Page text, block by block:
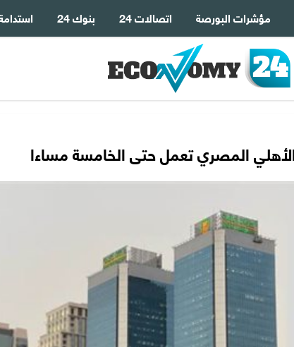
مؤشرات البورصة اتصالات 24 بنوك 24
المصري تعمل حتى الخامسة مساءا